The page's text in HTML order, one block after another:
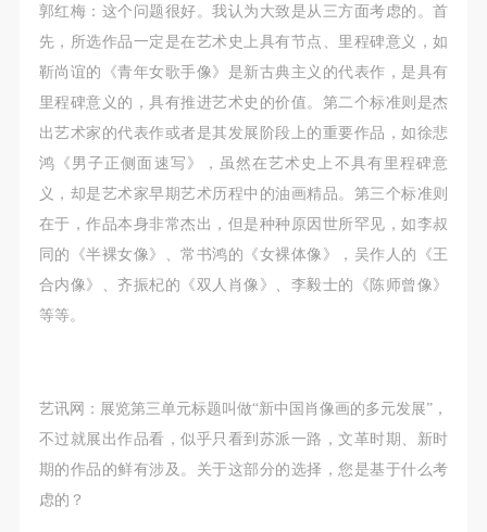
郭红梅：这个问题很好。我认为大致是从三方面考虑的。首
先，所选作品一定是在艺术史上具有节点、里程碑意义，如
靳尚谊的《青年女歌手像》是新古典主义的代表作，是具有
里程碑意义的，具有推进艺术史的价值。第二个标准则是杰
出艺术家的代表作或者是其发展阶段上的重要作品，如徐悲
鸿《男子正侧面速写》，虽然在艺术史上不具有里程碑意
义，却是艺术家早期艺术历程中的油画精品。第三个标准则
在于，作品本身非常杰出，但是种种原因世所罕见，如李叔
同的《半裸女像》、常书鸿的《女裸体像》，吴作人的《王
合内像》、齐振杞的《双人肖像》、李毅士的《陈师曾像》
等等。
艺讯网：展览第三单元标题叫做“新中国肖像画的多元发展”，
不过就展出作品看，似乎只看到苏派一路，文革时期、新时
期的作品的鲜有涉及。关于这部分的选择，您是基于什么考
虑的？
带有甲方肖像作品的拍摄费用由乙方承担。
乙方于拍摄完带有甲方肖像的作品无需支付甲方任何
费用。
附则
（1）、本协议未尽事宜，经双方友好协商后可作为
本协议的补充协议，并不得违反相关法律法规规定。
（2）、本协议自甲乙双方签字（盖章）、勾选之日
起生效。
（3）、本协议包括纸质档和电子档，纸质档—式二
份，甲乙双方各执一份，均具有同等法律效力。
活动参与者意味着接受并承担本协议的全部义务，未
意，同时知晓并同意本免责声明。参加者签名/勾选
后，视作其家属也已知晓并同意。
我已认真阅读上述条款，并且同意。
带有甲方肖像作品的拍摄费用由乙方承担。
乙方于拍摄完带有甲方肖像的作品无需支付甲方任何
费用。
附则
（1）、本协议未尽事宜，经双方友好协商后可作为
本协议的补充协议，并不得违反相关法律法规规定。
（2）、本协议自甲乙双方签字（盖章）、勾选之日
起生效。
（3）、本协议包括纸质档和电子档，纸质档—式二
份，甲乙双方各执一份，均具有同等法律效力。
活动参与者意味着接受并承担本协议的全部义务，未
意，同时知晓并同意本免责声明。参加者签名/勾选
后，视作其家属也已知晓并同意。
我已认真阅读上述条款，并且同意。
带有甲方肖像作品的拍摄费用由乙方承担。
乙方于拍摄完带有甲方肖像的作品无需支付甲方任何
费用。
附则
（1）、本协议未尽事宜，经双方友好协商后可作为
本协议的补充协议，并不得违反相关法律法规规定。
（2）、本协议自甲乙双方签字（盖章）、勾选之日
起生效。
（3）、本协议包括纸质档和电子档，纸质档—式二
份，甲乙双方各执一份，均具有同等法律效力。
活动参与者意味着接受并承担本协议的全部义务，未
意，同时知晓并同意本免责声明。参加者签名/勾选
后，视作其家属也已知晓并同意。
我已认真阅读上述条款，并且同意。